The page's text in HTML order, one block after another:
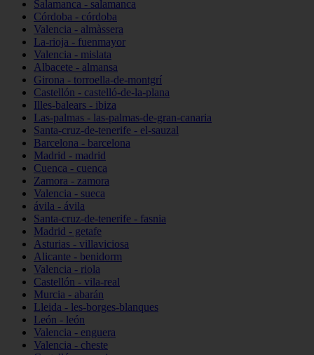
Salamanca - salamanca
Córdoba - córdoba
Valencia - almàssera
La-rioja - fuenmayor
Valencia - mislata
Albacete - almansa
Girona - torroella-de-montgrí
Castellón - castelló-de-la-plana
Illes-balears - ibiza
Las-palmas - las-palmas-de-gran-canaria
Santa-cruz-de-tenerife - el-sauzal
Barcelona - barcelona
Madrid - madrid
Cuenca - cuenca
Zamora - zamora
Valencia - sueca
ávila - ávila
Santa-cruz-de-tenerife - fasnia
Madrid - getafe
Asturias - villaviciosa
Alicante - benidorm
Valencia - riola
Castellón - vila-real
Murcia - abarán
Lleida - les-borges-blanques
León - león
Valencia - enguera
Valencia - cheste